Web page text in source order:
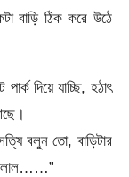
বাড়ি ঠিক করে উঠে
দিয়ে যাচ্ছি, হঠাৎ
বলুন তো, বাড়িটার